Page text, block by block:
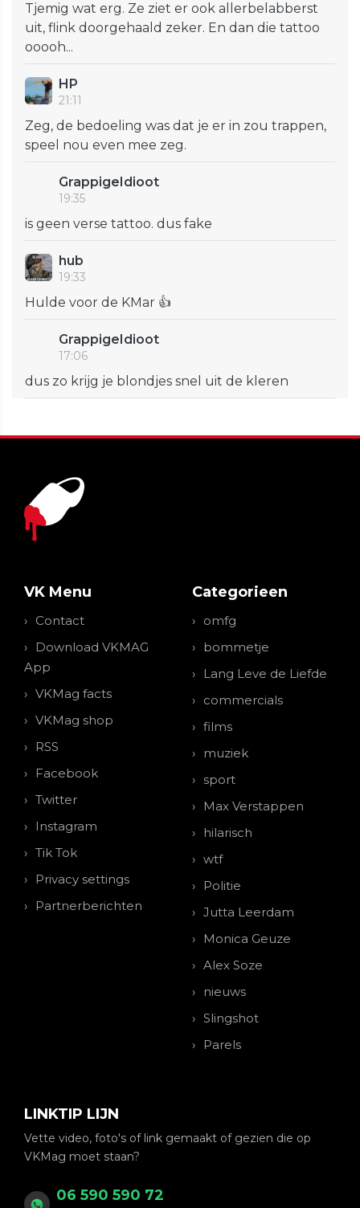
Tjemig wat erg. Ze ziet er ook allerbelabberst
uit, flink doorgehaald zeker. En dan die tattoo
ooooh...
HP
21:11
Zeg, de bedoeling was dat je er in zou trappen,
speel nou even mee zeg.
GrappigeIdioot
19:35
is geen verse tattoo. dus fake
hub
19:33
Hulde voor de KMar 👍
GrappigeIdioot
17:06
dus zo krijg je blondjes snel uit de kleren
VK Menu
Contact
Download VKMAG
App
VKMag facts
VKMag shop
RSS
Facebook
Twitter
Instagram
Tik Tok
Privacy settings
Partnerberichten
Categorieen
omfg
bommetje
Lang Leve de Liefde
commercials
films
muziek
sport
Max Verstappen
hilarisch
wtf
Politie
Jutta Leerdam
Monica Geuze
Alex Soze
nieuws
Slingshot
Parels
LINKTIP LIJN
Vette video, foto's of link gemaakt of gezien die op
VKMag moet staan?
06 590 590 72